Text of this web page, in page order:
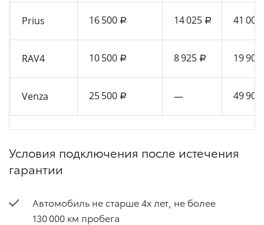
Prius 16 500 a 14 025 a 41 000
RAV4 10 500 a 8 925 a 19 900
Venza 25 500 a — 49 900
Условия подключения после истечения
гарантии
Автомобиль не старше 4х лет, не более
130 000 км пробега